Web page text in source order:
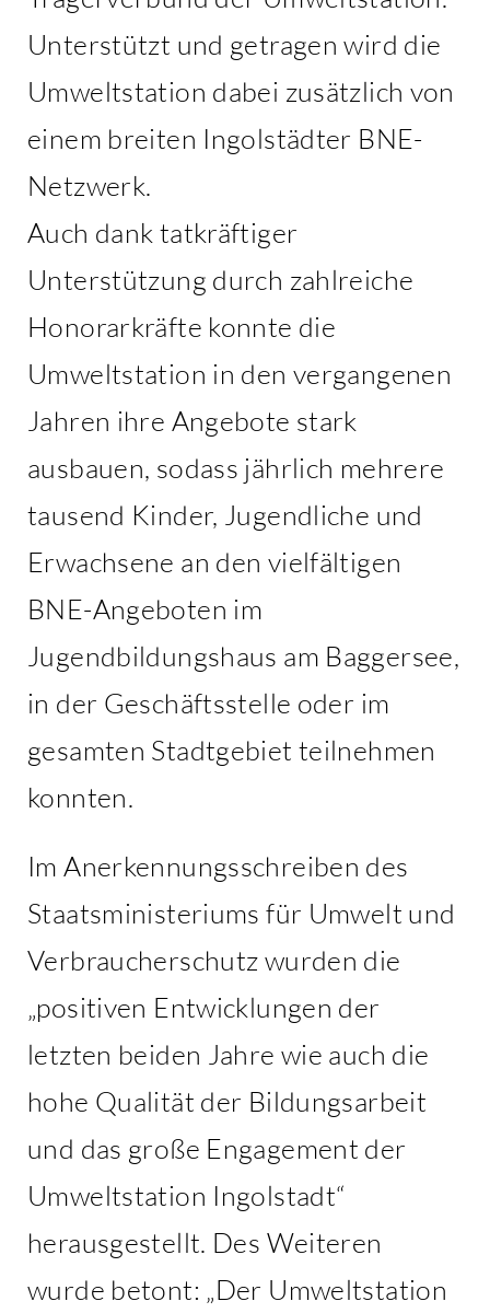
Unterstützt und getragen wird die
Umweltstation dabei zusätzlich von
einem breiten Ingolstädter BNE-
Netzwerk.
Auch dank tatkräftiger
Unterstützung durch zahlreiche
Honorarkräfte konnte die
Umweltstation in den vergangenen
Jahren ihre Angebote stark
ausbauen, sodass jährlich mehrere
tausend Kinder, Jugendliche und
Erwachsene an den vielfältigen
BNE-Angeboten im
Jugendbildungshaus am Baggersee,
in der Geschäftsstelle oder im
gesamten Stadtgebiet teilnehmen
konnten.
Im Anerkennungsschreiben des
Staatsministeriums für Umwelt und
Verbraucherschutz wurden die
„positiven Entwicklungen der
letzten beiden Jahre wie auch die
hohe Qualität der Bildungsarbeit
und das große Engagement der
Umweltstation Ingolstadt“
herausgestellt. Des Weiteren
wurde betont: „Der Umweltstation